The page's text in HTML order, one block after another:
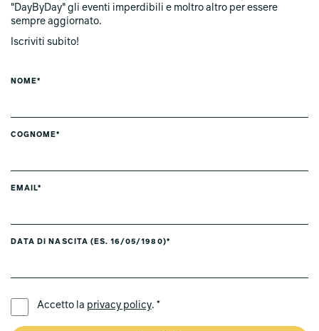
"DayByDay" gli eventi imperdibili e moltro altro per essere
sempre aggiornato.
Iscriviti subito!
NOME*
COGNOME*
EMAIL*
DATA DI NASCITA (ES. 16/05/1980)*
Accetto la privacy policy. *